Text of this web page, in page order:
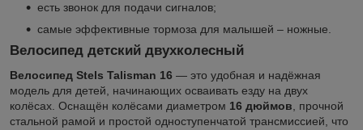
есть звонок для подачи сигналов;
самые эффективные тормоза для малышей – ножные.
Велосипед детский двухколесный
Велосипед Stels Talisman 16 — это удобная и надёжная
модель для детей, начинающих осваивать езду на двух
колёсах. Оснащён колёсами диаметром 16 дюймов, прочной
стальной рамой и простой одноступенчатой трансмиссией, что